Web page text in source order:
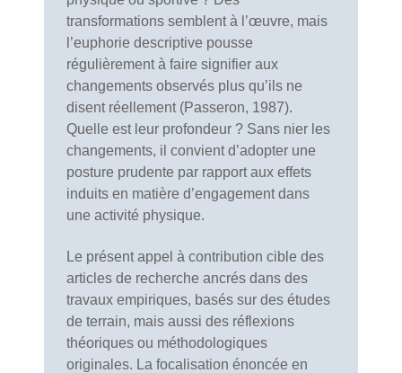
transformations semblent à l’œuvre, mais
l’euphorie descriptive pousse
régulièrement à faire signifier aux
changements observés plus qu’ils ne
disent réellement (Passeron, 1987).
Quelle est leur profondeur ? Sans nier les
changements, il convient d’adopter une
posture prudente par rapport aux effets
induits en matière d’engagement dans
une activité physique.
Le présent appel à contribution cible des
articles de recherche ancrés dans des
travaux empiriques, basés sur des études
de terrain, mais aussi des réflexions
théoriques ou méthodologiques
originales. La focalisation énoncée en